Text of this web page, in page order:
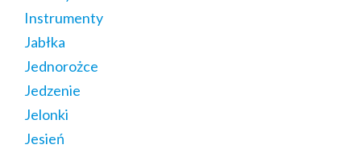
Instrumenty
Jabłka
Jednorożce
Jedzenie
Jelonki
Jesień